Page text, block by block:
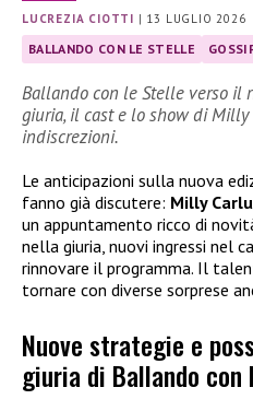
LUCREZIA CIOTTI | 13 LUGLIO 2026
BALLANDO CON LE STELLE
Ballando con le Stelle verso il
giuria, il cast e lo show di
indiscrezioni.
Le anticipazioni sulla nuova
fanno già discutere: Milly
un appuntamento ricco di
nella giuria, nuovi ingressi nel
rinnovare il programma. Il
tornare con diverse sorprese
Nuove strategie e
giuria di Ballando con